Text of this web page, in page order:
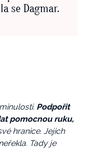
se Dagmar.
Podpořit
pomocnou ruku,
hranice. Jejich
Tady je